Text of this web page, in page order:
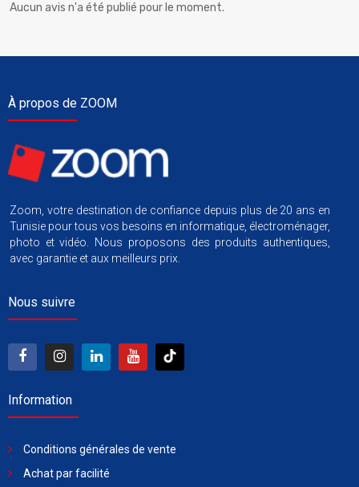
Aucun avis n'a été publié pour le moment.
À propos de ZOOM
Zoom, votre destination de confiance depuis plus de 20 ans en
Tunisie pour tous vos besoins en informatique, électroménager,
photo et vidéo. Nous proposons des produits authentiques,
avec garantie et aux meilleurs prix.
Nous suivre
Information
Conditions générales de vente
Achat par facilité